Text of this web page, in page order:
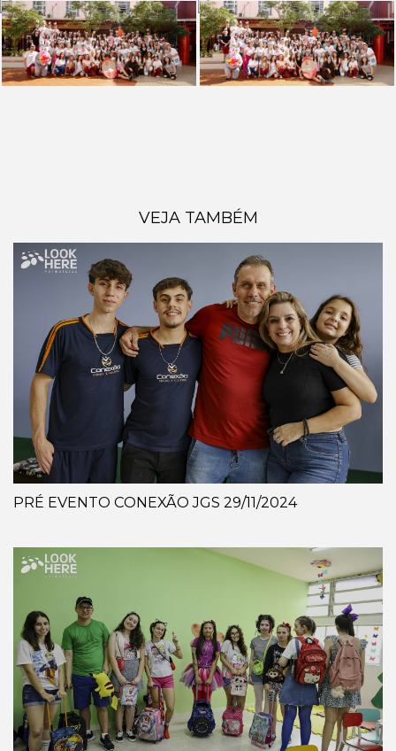
VEJA TAMBÉM
PRÉ EVENTO CONEXÃO JGS 29/11/2024